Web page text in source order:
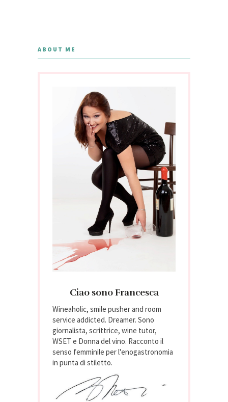
ABOUT ME
Ciao sono Francesca
Wineaholic, smile pusher and room
service addicted. Dreamer. Sono
giornalista, scrittrice, wine tutor,
WSET e Donna del vino. Racconto il
senso femminile per l'enogastronomia
in punta di stiletto.